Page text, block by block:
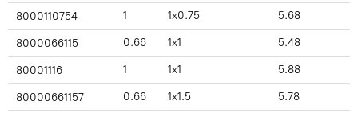
8000110754 1 1x0.75 5.68
8000066115 0.66 1x1 5.48
80001116 1 1x1 5.88
80000661157 0.66 1x1.5 5.78